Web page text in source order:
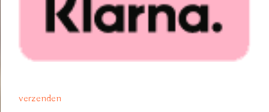
verzenden